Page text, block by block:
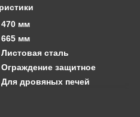
470 мм
665 мм
Листовая сталь
Ограждение защитное
Для дровяных печей